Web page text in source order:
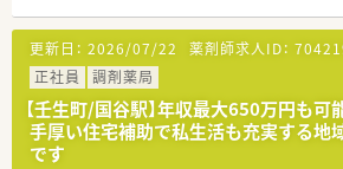
ャリアビジョンも描ける環境です。
■調剤併設店舗でのご勤務の場合、薬
となります。
■「地域の人々の健康を支えたい」とい
る方、ぜひご応募ください。
更新日： 2026/07/22 薬剤師求人ID：
正社員
調剤薬局
【壬生町/国谷駅】年収最大650万円も可
手厚い住宅補助で私生活も充実する地
です